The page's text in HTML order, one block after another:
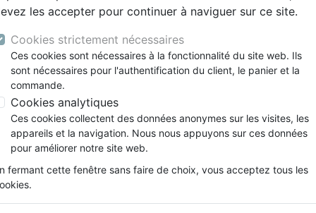
Nouveautés
Testaments
Etude biblique
Segond
Darby
Bandes dessinées
Souffrance, Relation d'aide
Ethique, société, politique
ans
Adolescents, jeunes
Latino, Folk
Soul
Rap, Hip-hop
Louange, Adoration
Pop, Rock
animés
conférences
Films, fiction
Jeux
Papeterie
depuis votre pays (United States).
Bibel NeÜ bibel.heute - Kunstleder Schwarz
les accepter pour continuer à naviguer sur ce site.
Cookies strictement nécessaires
Ces cookies sont nécessaires à la fonctionnalité du site web. Ils
sont nécessaires pour l'authentification du client, le panier et la
commande.
Cookies analytiques
Ces cookies collectent des données anonymes sur les visites, les
appareils et la navigation. Nous nous appuyons sur ces données
pour améliorer notre site web.
fermant cette fenêtre sans faire de choix, vous acceptez tous les